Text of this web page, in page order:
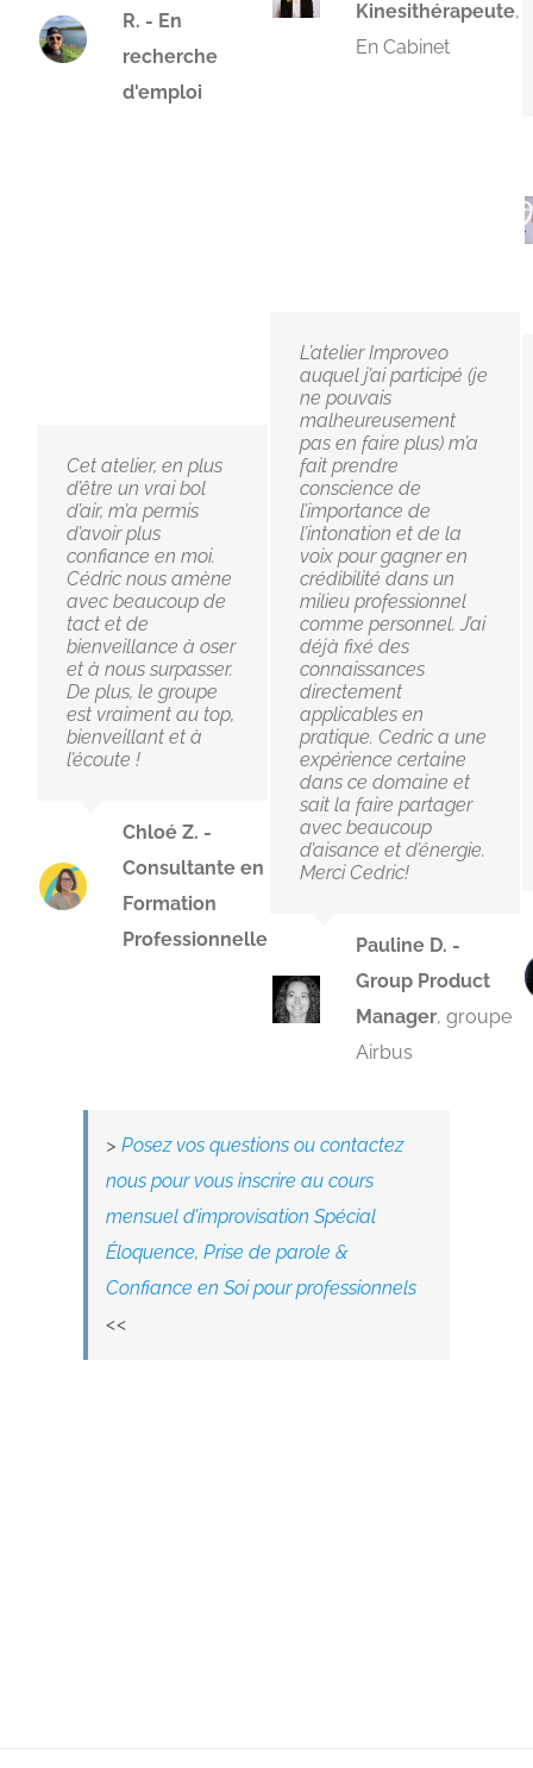
R. - En
recherche
d'emploi
Kinesithérapeute,
En Cabinet
Cet atelier, en plus
d’être un vrai bol
d’air, m’a permis
d’avoir plus
confiance en moi.
Cédric nous amène
avec beaucoup de
tact et de
bienveillance à oser
et à nous surpasser.
De plus, le groupe
est vraiment au top,
bienveillant et à
l’écoute !
Chloé Z. -
Consultante en
Formation
Professionnelle
L’atelier Improveo
auquel j’ai participé (je
ne pouvais
malheureusement
pas en faire plus) m’a
fait prendre
conscience de
l’importance de
l’intonation et de la
voix pour gagner en
crédibilité dans un
milieu professionnel
comme personnel. J’ai
déjà fixé des
connaissances
directement
applicables en
pratique. Cedric a une
expérience certaine
dans ce domaine et
sait la faire partager
avec beaucoup
d’aisance et d’énergie.
Merci Cedric!
Pauline D. -
Group Product
Manager, groupe
Airbus
> Posez vos questions ou contactez
nous pour vous inscrire au cours
mensuel d’improvisation Spécial
Éloquence, Prise de parole &
Confiance en Soi pour professionnels
<<